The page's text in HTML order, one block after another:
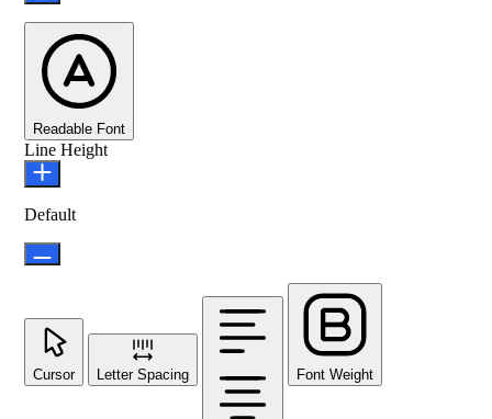
Readable Font
Line Height
Default
Cursor Letter Spacing Font Weight